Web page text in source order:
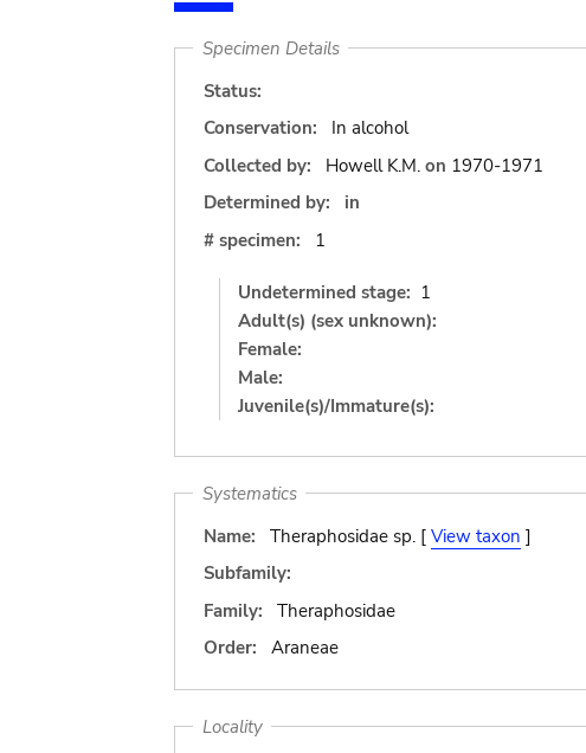
Specimen Details
Status:
Conservation:
In alcohol
Collected by:
Howell K.M. on 1970-1971
Determined by:
in
# specimen:
1
Undetermined stage: 1
Adult(s) (sex unknown):
Female:
Male:
Juvenile(s)/Immature(s):
Systematics
Name:
Theraphosidae sp. [ View taxon ]
Subfamily:
Family:
Theraphosidae
Order:
Araneae
Locality